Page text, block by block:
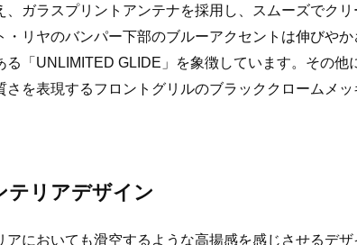
、ガラスプリントアンテナを採用し、スムーズでク
・リヤのバンパー下部のブルーアクセントは伸びや
る「UNLIMITED GLIDE」を象徴しています。その
さを表現するフロントグリルのブラッククロームメ
テリアデザイン
アにおいても滑空するような高揚感を感じさせるデ